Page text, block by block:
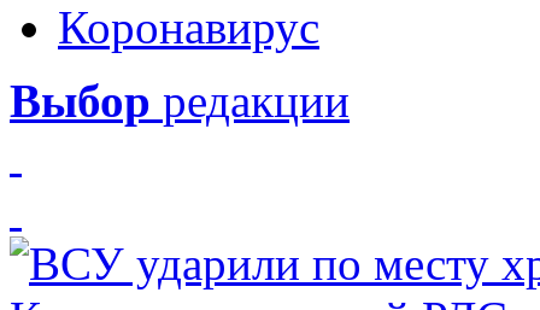
Коронавирус
Выбор редакции